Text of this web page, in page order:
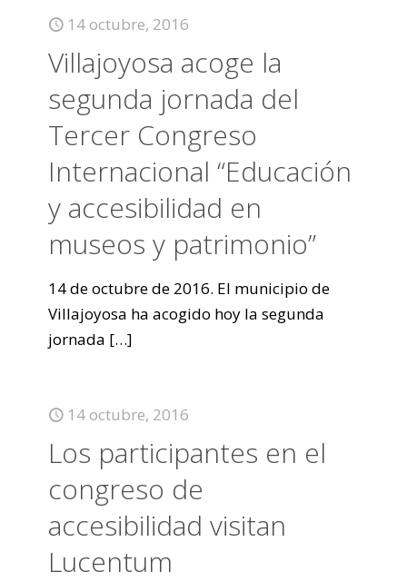
14 octubre, 2016
Villajoyosa acoge la
segunda jornada del
Tercer Congreso
Internacional “Educación
y accesibilidad en
museos y patrimonio”
14 de octubre de 2016. El municipio de
Villajoyosa ha acogido hoy la segunda
jornada […]
14 octubre, 2016
Los participantes en el
congreso de
accesibilidad visitan
Lucentum